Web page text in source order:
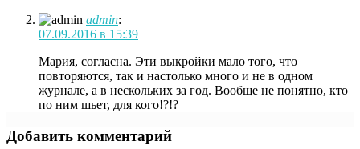
admin:
07.09.2016 в 15:39
Мария, согласна. Эти выкройки мало того, что
повторяются, так и настолько много и не в одном
журнале, а в нескольких за год. Вообще не понятно, кто
по ним шьет, для кого!?!?
Добавить комментарий